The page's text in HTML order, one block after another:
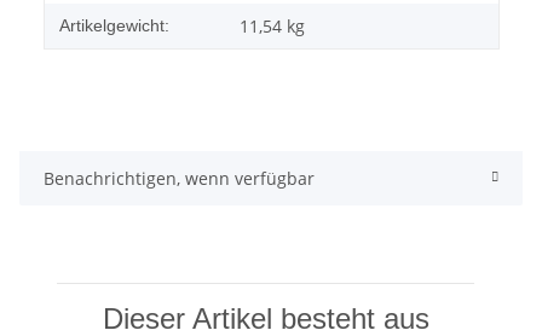
Artikelgewicht: 11,54 kg
Benachrichtigen, wenn verfügbar
Dieser Artikel besteht aus